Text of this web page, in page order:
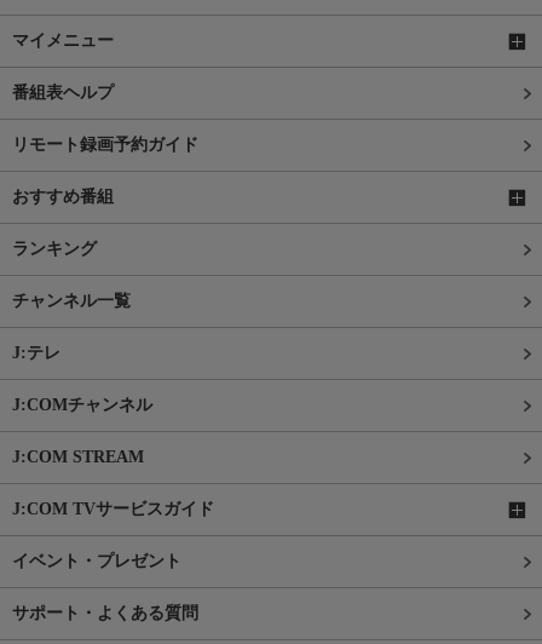
マイメニュー
番組表ヘルプ
リモート録画予約ガイド
おすすめ番組
ランキング
チャンネル一覧
J:テレ
J:COMチャンネル
J:COM STREAM
J:COM TVサービスガイド
イベント・プレゼント
サポート・よくある質問